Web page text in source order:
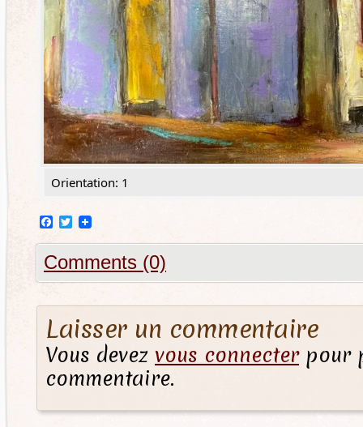
Orientation: 1
Facebook
Twitter
Comments (0)
Laisser un commentaire
Vous devez vous connecterpour
commentaire.